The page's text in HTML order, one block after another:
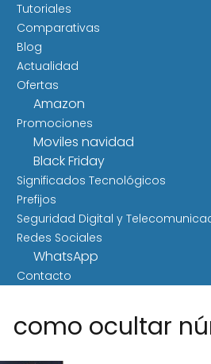
Tutoriales
Comparativas
Blog
Actualidad
Ofertas
Amazon
Promociones
Moviles navidad
Black Friday
Significados Tecnológicos
Prefijos
Seguridad Digital y
Redes Sociales
WhatsApp
Contacto
como ocultar